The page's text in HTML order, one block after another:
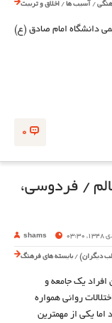
/ آسیب ها / اخلاق و تربیت
دانشگاه امام صادق (ع)
0
/ فردوسی‌،
shams
دیگران) /بایسته های فرهنگ
افراد یک جامعه و
روانی همواره
یکی از مهمترین